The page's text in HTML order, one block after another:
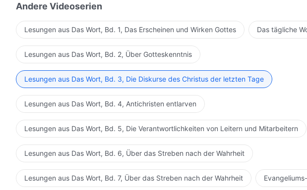
Andere Videoserien
Lesungen aus Das Wort, Bd. 1, Das Erscheinen und Wirken Gottes Das tägliche
Lesungen aus Das Wort, Bd. 2, Über Gotteskenntnis
Lesungen aus Das Wort, Bd. 3, Die Diskurse des Christus der letzten Tage
Lesungen aus Das Wort, Bd. 4, Antichristen entlarven
Lesungen aus Das Wort, Bd. 5, Die Verantwortlichkeiten von Leitern und Mitarbeitern
Lesungen aus Das Wort, Bd. 6, Über das Streben nach der Wahrheit
Lesungen aus Das Wort, Bd. 7, Über das Streben nach der Wahrheit